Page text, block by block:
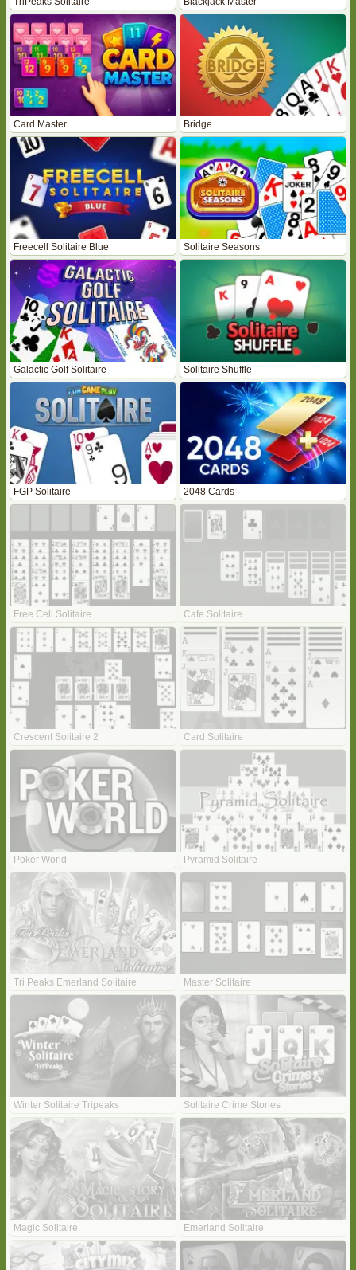
Card Master Bridge
Freecell Solitaire Blue Solitaire Seasons
Galactic Golf Solitaire Solitaire Shuffle
FGP Solitaire 2048 Cards
Free Cell Solitaire Cafe Solitaire
Crescent Solitaire 2 Card Solitaire
Poker World Pyramid Solitaire
Tri Peaks Emerland Solitaire Master Solitaire
Winter Solitaire Tripeaks Solitaire Crime Stories
Magic Solitaire Emerland Solitaire